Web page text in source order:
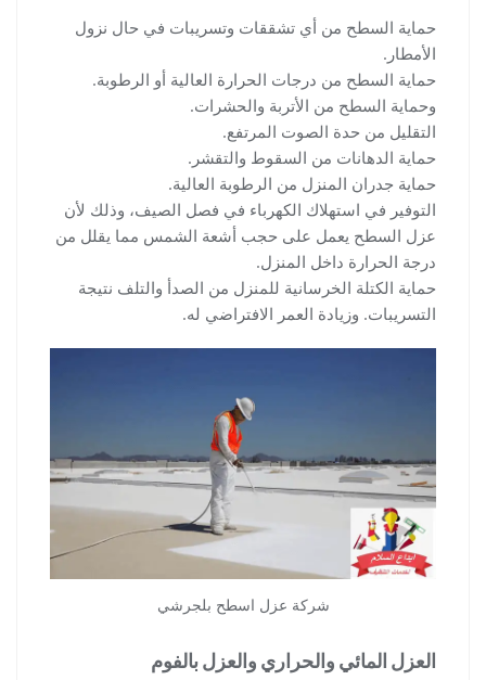
حماية السطح من أي تشققات وتسريبات في حال نزول
الأمطار.
حماية السطح من درجات الحرارة العالية أو الرطوبة.
وحماية السطح من الأتربة والحشرات.
التقليل من حدة الصوت المرتفع.
حماية الدهانات من السقوط والتقشر.
حماية جدران المنزل من الرطوبة العالية.
التوفير في استهلاك الكهرباء في فصل الصيف، وذلك لأن
عزل السطح يعمل على حجب أشعة الشمس مما يقلل من
درجة الحرارة داخل المنزل.
حماية الكتلة الخرسانية للمنزل من الصدأ والتلف نتيجة
التسريبات. وزيادة العمر الافتراضي له.
شركة عزل اسطح بلجرشي
العزل المائي والحراري والعزل بالفوم